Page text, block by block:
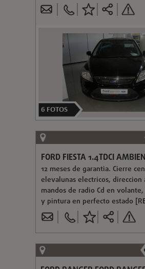
6 FOTOS
FORD FIESTA 1.4TDCI
12 meses de garantia. Cierre
elevalunas electricos, direccion
mandos de radio Cd en
y pintura en perfecto estado